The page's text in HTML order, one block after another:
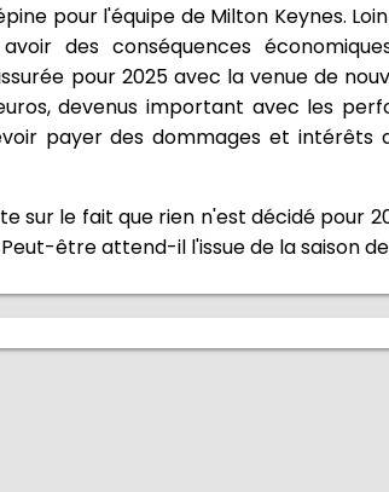
pour l'équipe de Milton Keynes.
des conséquences
pour 2025 avec la venue de
devenus important avec les
payer des dommages et intérêts
sur le fait que rien n'est décidé pour
être attend-il l'issue de la saison de